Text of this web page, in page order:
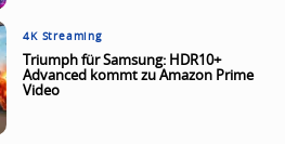
4K Streaming
Triumph für Samsung: HDR10+
Advanced kommt zu Amazon Prime
Video